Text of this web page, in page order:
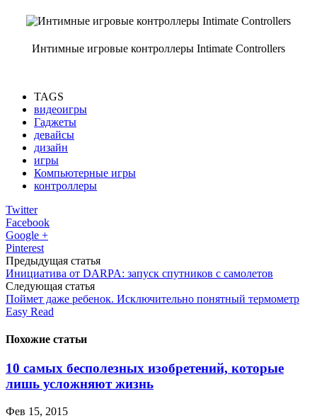
Интимные игровые контроллеры Intimate Controllers
TAGS
видеоигры
Гаджеты
девайсы
дизайн
игры
Компьютерные игры
контроллеры
Twitter
Facebook
Google +
Pinterest
Предыдущая статья
Инициатива от DARPA: запуск спутников с самолетов
Следующая статья
Поймет даже ребенок. Исключительно понятный термометр
Easy Read
Похожие статьи
10 самых бесполезных изобретений, которые
лишь усложняют жизнь
Фев 15, 2015